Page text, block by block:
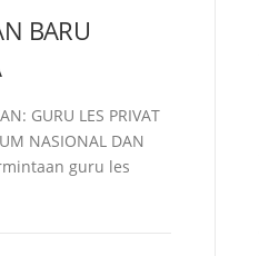
BARU
GURU LES PRIVAT
NASIONAL DAN
guru les